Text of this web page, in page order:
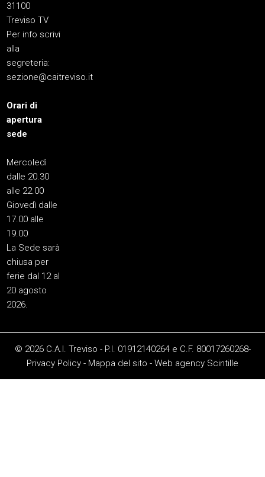
31100
Treviso TV
Per info scrivi
alla
segreteria:
sezione@caitreviso.it
Orari di
apertura
sede
Mercoledì
dalle 20.30
alle 22.00
Giovedì dalle
17.00 alle
19.00
La Sede sarà
chiusa per
ferie dal 12 al
20 agosto
2026.
© 2026 C.A.I. Treviso - P.I. 01912140264 e C.F. 80017260268-
Privacy Policy - Mappa del sito - Web agency Scintille